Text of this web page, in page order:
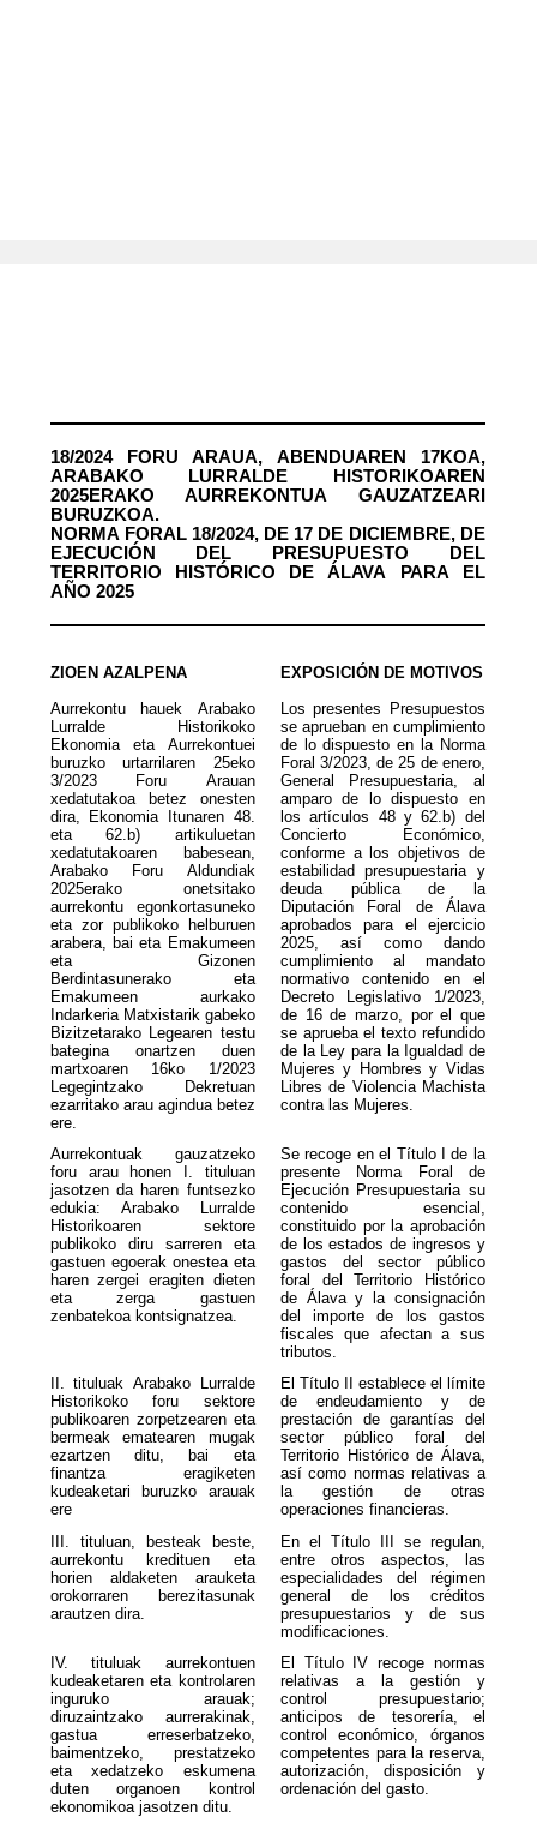
18/2024 FORU ARAUA, ABENDUAREN 17KOA,
ARABAKO LURRALDE HISTORIKOAREN
2025ERAKO AURREKONTUA GAUZATZEARI
BURUZKOA.
NORMA FORAL 18/2024, DE 17 DE DICIEMBRE, DE
EJECUCIÓN DEL PRESUPUESTO DEL
TERRITORIO HISTÓRICO DE ÁLAVA PARA EL
AÑO 2025
ZIOEN AZALPENA
Aurrekontu hauek Arabako
Lurralde Historikoko
Ekonomia eta Aurrekontuei
buruzko urtarrilaren 25eko
3/2023 Foru Arauan
xedatutakoa betez onesten
dira, Ekonomia Itunaren 48.
eta 62.b) artikuluetan
xedatutakoaren babesean,
Arabako Foru Aldundiak
2025erako onetsitako
aurrekontu egonkortasuneko
eta zor publikoko helburuen
arabera, bai eta Emakumeen
eta Gizonen
Berdintasunerako eta
Emakumeen aurkako
Indarkeria Matxistarik gabeko
Bizitzetarako Legearen testu
bategina onartzen duen
martxoaren 16ko 1/2023
Legegintzako Dekretuan
ezarritako arau agindua betez
ere.
EXPOSICIÓN DE MOTIVOS
Los presentes Presupuestos
se aprueban en cumplimiento
de lo dispuesto en la Norma
Foral 3/2023, de 25 de enero,
General Presupuestaria, al
amparo de lo dispuesto en
los artículos 48 y 62.b) del
Concierto Económico,
conforme a los objetivos de
estabilidad presupuestaria y
deuda pública de la
Diputación Foral de Álava
aprobados para el ejercicio
2025, así como dando
cumplimiento al mandato
normativo contenido en el
Decreto Legislativo 1/2023,
de 16 de marzo, por el que
se aprueba el texto refundido
de la Ley para la Igualdad de
Mujeres y Hombres y Vidas
Libres de Violencia Machista
contra las Mujeres.
Aurrekontuak gauzatzeko
foru arau honen I. tituluan
jasotzen da haren funtsezko
edukia: Arabako Lurralde
Historikoaren sektore
publikoko diru sarreren eta
gastuen egoerak onestea eta
haren zergei eragiten dieten
eta zerga gastuen
zenbatekoa kontsignatzea.
Se recoge en el Título I de la
presente Norma Foral de
Ejecución Presupuestaria su
contenido esencial,
constituido por la aprobación
de los estados de ingresos y
gastos del sector público
foral del Territorio Histórico
de Álava y la consignación
del importe de los gastos
fiscales que afectan a sus
tributos.
II. tituluak Arabako Lurralde
Historikoko foru sektore
publikoaren zorpetzearen eta
bermeak ematearen mugak
ezartzen ditu, bai eta
finantza eragiketen
kudeaketari buruzko arauak
ere
El Título II establece el límite
de endeudamiento y de
prestación de garantías del
sector público foral del
Territorio Histórico de Álava,
así como normas relativas a
la gestión de otras
operaciones financieras.
III. tituluan, besteak beste,
aurrekontu kredituen eta
horien aldaketen arauketa
orokorraren berezitasunak
arautzen dira.
En el Título III se regulan,
entre otros aspectos, las
especialidades del régimen
general de los créditos
presupuestarios y de sus
modificaciones.
IV. tituluak aurrekontuen
kudeaketaren eta kontrolaren
inguruko arauak;
diruzaintzako aurrerakinak,
gastua erreserbatzeko,
baimentzeko, prestatzeko
eta xedatzeko eskumena
duten organoen kontrol
ekonomikoa jasotzen ditu.
El Título IV recoge normas
relativas a la gestión y
control presupuestario;
anticipos de tesorería, el
control económico, órganos
competentes para la reserva,
autorización, disposición y
ordenación del gasto.